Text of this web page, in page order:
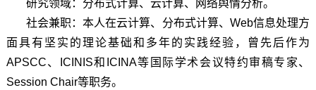
研究领域：分布式计算、云计算、网络舆情分析。
社会兼职：本人在云计算、分布式计算、Web信息处理方
面具有坚实的理论基础和多年的实践经验，曾先后作为
APSCC、ICINIS和ICINA等国际学术会议特约审稿专家、
Session Chair等职务。